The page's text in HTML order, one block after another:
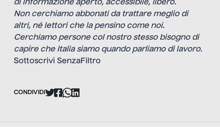
di informazione aperto, accessibile, libero.
Non cerchiamo abbonati da trattare meglio di
altri, né lettori che la pensino come noi.
Cerchiamo persone col nostro stesso bisogno di
capire che Italia siamo quando parliamo di lavoro.
Sottoscrivi SenzaFiltro
CONDIVIDI